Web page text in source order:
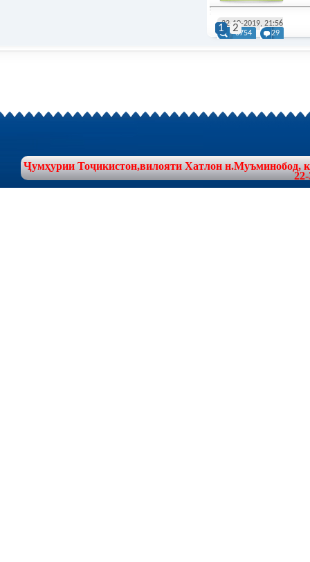
22-10-2019, 21:56
3754
29
1 2
Ҷумҳурии Тоҷикистон,вилояти Хатлон н.Муъминобод,